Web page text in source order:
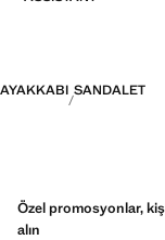
AYAKKABI SANDALET
Özel promosyonlar,
alın